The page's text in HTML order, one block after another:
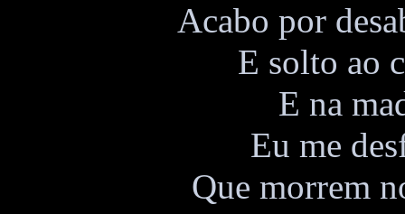
Acabo por
E solto ao
E na
Eu me
Que morrem